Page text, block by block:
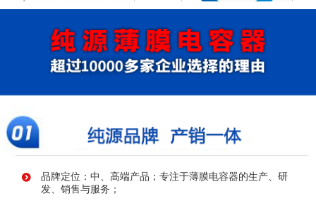
浙江华尔特机电股份有限公
司
浙江格瑶科技股份有限公司
品牌定位：中、高端产品；专注于薄膜电容器的生产、研
发、销售与服务；